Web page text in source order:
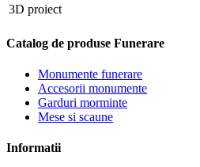
3D proiect
Catalog de produse Funerare
Monumente funerare
Accesorii monumente
Garduri morminte
Mese si scaune
Informatii